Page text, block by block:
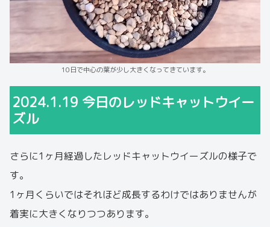
10日で中心の葉が少し大きくなってきています。
2024.1.19 今日のレッドキャットウイー
ズル
さらに1ヶ月経過したレッドキャットウイーズルの様子で
す。
1ヶ月くらいではそれほど成長するわけではありませんが
着実に大きくなりつつあります。